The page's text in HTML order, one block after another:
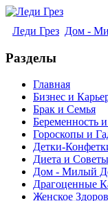
Леди Грез Дом -
Разделы
Главная
Бизнес и
Брак и Семья
Беременность
Гороскопы и
Детки-
Диета и Советы
Дом - Милый
Драгоценные
Женское